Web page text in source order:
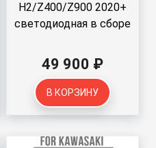
H2/Z400/Z900 2020+
светодиодная в сборе
49 900 ₽
В КОРЗИНУ